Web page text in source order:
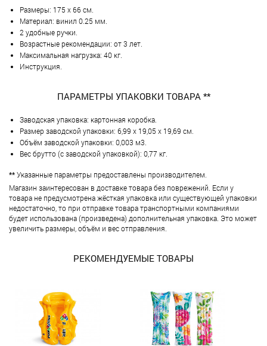
Размеры: 175 х 66 см.
Материал: винил 0.25 мм.
2 удобные ручки.
Возрастные рекомендации: от 3 лет.
Максимальная нагрузка: 40 кг.
Инструкция.
ПАРАМЕТРЫ УПАКОВКИ ТОВАРА **
Заводская упаковка: картонная коробка.
Размер заводской упаковки: 6,99 х 19,05 х 19,69 см.
Объём заводской упаковки: 0,003 м3.
Вес брутто (с заводской упаковкой): 0,77 кг.
**Указанные параметры предоставлены производителем.
Магазин заинтересован в доставке товара без поврежений. Если у
товара не предусмотрена жёсткая упаковка или существующей упаковки
недостаточно, то при отправке товара транспортными компаниями
будет использована (произведена) дополнительная упаковка. Это может
увеличить размеры, объём и вес отправления.
РЕКОМЕНДУЕМЫЕ ТОВАРЫ